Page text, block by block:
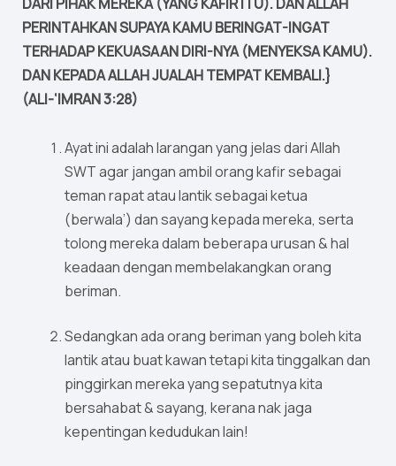
DARI PIHAK MEREKA (YANG KAFIR ITU). DAN ALLAH
PERINTAHKAN SUPAYA KAMU BERINGAT-INGAT
TERHADAP KEKUASAAN DIRI-NYA (MENYEKSA KAMU).
DAN KEPADA ALLAH JUALAH TEMPAT KEMBALI.}
(ALI-‘IMRAN 3:28)
Ayat ini adalah larangan yang jelas dari Allah
SWT agar jangan ambil orang kafir sebagai
teman rapat atau lantik sebagai ketua
(berwala’) dan sayang kepada mereka, serta
tolong mereka dalam beberapa urusan & hal
keadaan dengan membelakangkan orang
beriman.
Sedangkan ada orang beriman yang boleh kita
lantik atau buat kawan tetapi kita tinggalkan dan
pinggirkan mereka yang sepatutnya kita
bersahabat & sayang, kerana nak jaga
kepentingan kedudukan lain!